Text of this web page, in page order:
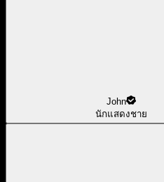
John
นักแสดงชาย